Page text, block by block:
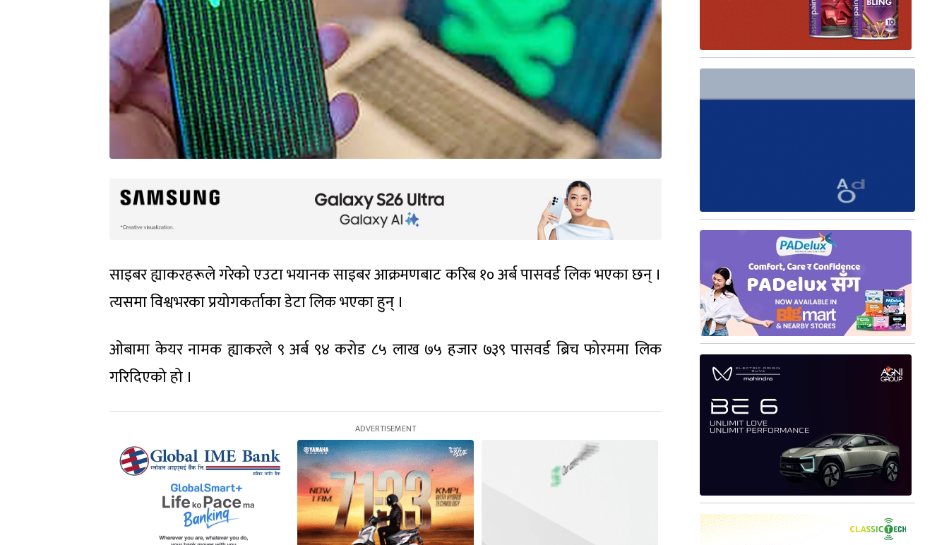
साइबर ह्याकरहरूले गरेको एउटा भयानक साइबर आक्रमणबाट करिब १० अर्ब पासवर्ड लिक भएका छन् ।
त्यसमा विश्वभरका प्रयोगकर्ताका डेटा लिक भएका हुन् ।
ओबामा केयर नामक ह्याकरले ९ अर्ब ९४ करोड ८५ लाख ७५ हजार ७३९ पासवर्ड ब्रिच फोरममा लिक
गरिदिएको हो ।